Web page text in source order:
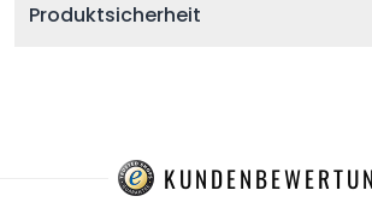
Produktsicherheit